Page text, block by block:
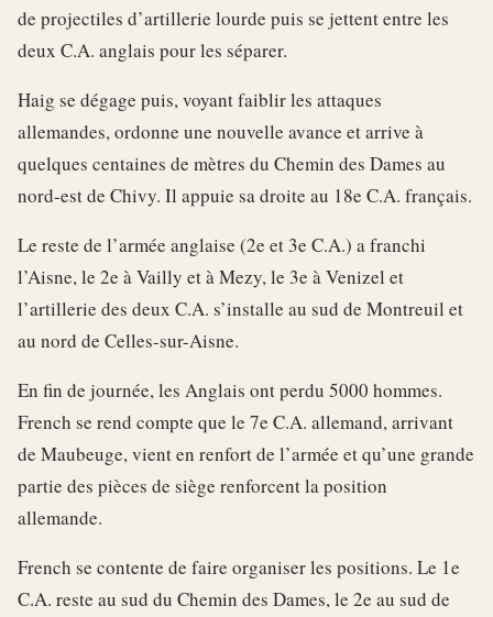
de projectiles d’artillerie lourde puis se jettent entre les
deux C.A. anglais pour les séparer.
Haig se dégage puis, voyant faiblir les attaques
allemandes, ordonne une nouvelle avance et arrive à
quelques centaines de mètres du Chemin des Dames au
nord-est de Chivy. Il appuie sa droite au 18e C.A. français.
Le reste de l’armée anglaise (2e et 3e C.A.) a franchi
l’Aisne, le 2e à Vailly et à Mezy, le 3e à Venizel et
l’artillerie des deux C.A. s’installe au sud de Montreuil et
au nord de Celles-sur-Aisne.
En fin de journée, les Anglais ont perdu 5000 hommes.
French se rend compte que le 7e C.A. allemand, arrivant
de Maubeuge, vient en renfort de l’armée et qu’une grande
partie des pièces de siège renforcent la position
allemande.
French se contente de faire organiser les positions. Le 1e
C.A. reste au sud du Chemin des Dames, le 2e au sud de